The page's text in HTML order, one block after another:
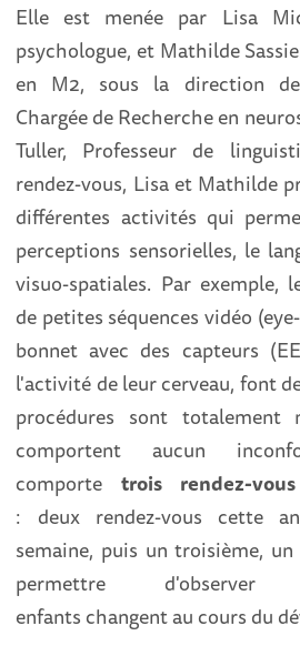
Elle est menée par Lisa
psychologue, et Mathilde
en M2, sous la direction
Chargée de Recherche en
Tuller, Professeur de
rendez-vous, Lisa et Mathilde
différentes activités qui
perceptions sensorielles, le
visuo-spatiales. Par exemple,
de petites séquences vidéo
bonnet avec des capteurs
l'activité de leur cerveau, font
procédures sont totalement
comportent aucun
comportetrois rendez-vous
: deux rendez-vous cette
semaine, puis un troisième,
permettre
enfants changent au cours du